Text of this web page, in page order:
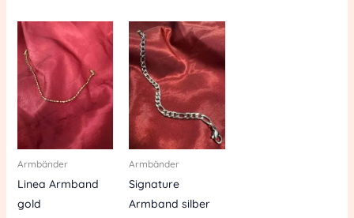
Armbänder
Linea Armband
gold
Armbänder
Signature
Armband silber